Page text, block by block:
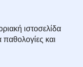
ιστοσελίδα
και